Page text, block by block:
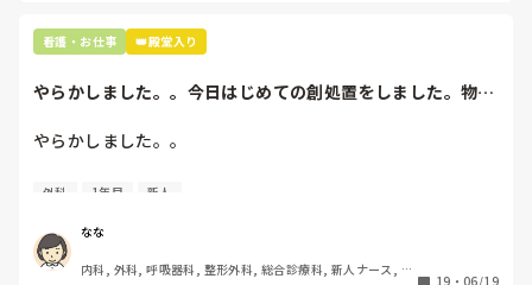
看護・お仕事 👑殿堂入り
やらかしました。。今日はじめての創処置をしました。物品
やらかしました。。
今日はじめての創処置をしました。
ゴミと一緒に、ノリで鑷子達を捨てました。。
患者に使用した物品は使い捨て、という認識が頭の中にあっ
て…。
外科 1年目 新人
なな
内科, 外科, 呼吸器科, 整形外科, 総合診療科, 新人ナース, 脳
19 ・ 06/19